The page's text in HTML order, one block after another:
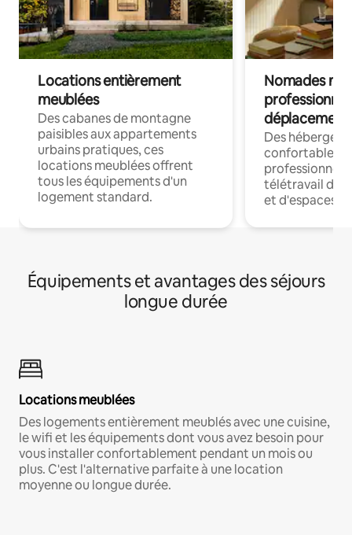
Locations entièrement
meublées
Des cabanes de montagne
paisibles aux appartements
urbains pratiques, ces
locations meublées offrent
tous les équipements d'un
logement standard.
Nomades
déplacement
Des
confortables
professionnels
télétravail
et d'espaces
Équipements et avantages des séjours
longue durée
Locations meublées
Des logements entièrement meublés avec une cuisine,
le wifi et les équipements dont vous avez besoin pour
vous installer confortablement pendant un mois ou
plus. C'est l'alternative parfaite à une location
moyenne ou longue durée.